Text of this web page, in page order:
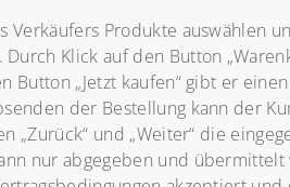
Verkäufers Produkte auswählen
Klick auf den Button
Button „Jetzt kaufen“ gibt er
der Bestellung kann der
„Zurück“ und „Weiter“ die
nur abgegeben und